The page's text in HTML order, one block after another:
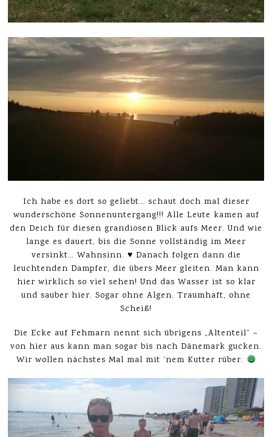
Ich habe es dort so geliebt… schaut doch mal dieser
wunderschöne Sonnenuntergang!!! Alle Leute kamen auf
den Deich für diesen grandiosen Blick aufs Meer. Und wie
lange es dauert, bis die Sonne vollständig im Meer
versinkt… Wahnsinn. ♥ Danach folgen dann die
leuchtenden Dampfer, die übers Meer gleiten. Man kann
hier wirklich so viel sehen! Und das Wasser ist so klar
und sauber hier. Sogar ohne Algen. Traumhaft, ohne
Scheiß!
Die Ecke auf Fehmarn nennt sich übrigens „Altenteil“ –
von hier aus kann man sogar bis nach Dänemark gucken.
Wir wollen nächstes Mal mal mit ’nem Kutter rüber.